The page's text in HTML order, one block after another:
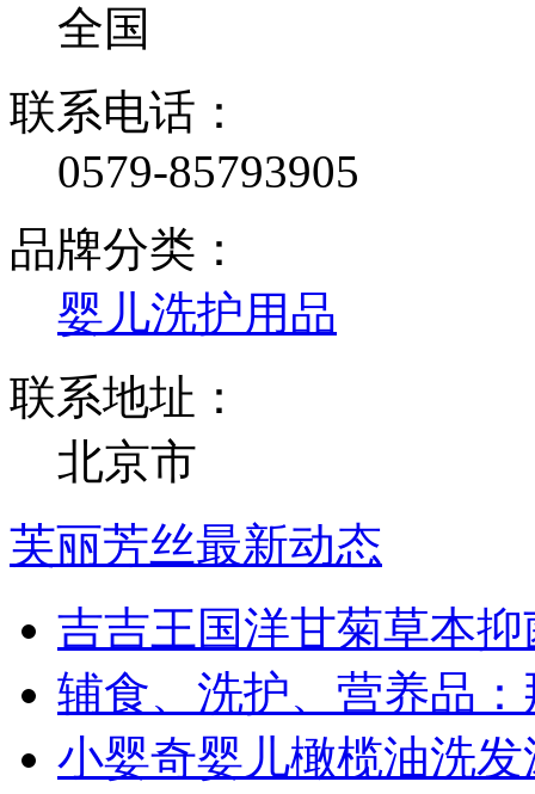
全国
联系电话：
0579-85793905
品牌分类：
婴儿洗护用品
联系地址：
北京市
芙丽芳丝最新动态
吉吉王国洋甘菊草本
辅食、洗护、营养品
小婴奇婴儿橄榄油洗